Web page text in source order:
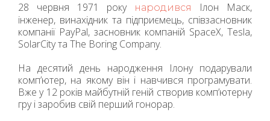
28 червня 1971 року народився
Ілон Маск,
інженер, винахідник та підприємець, співзасновник
компанії PayPal, засновник компаній SpaceX, Tesla,
SolarCity та The Boring Company.
На десятий день народження Ілону подарували
комп’ютер, на якому він і навчився програмувати.
Вже у 12 років майбутній геній створив комп’ютерну
гру і заробив свій перший гонорар.